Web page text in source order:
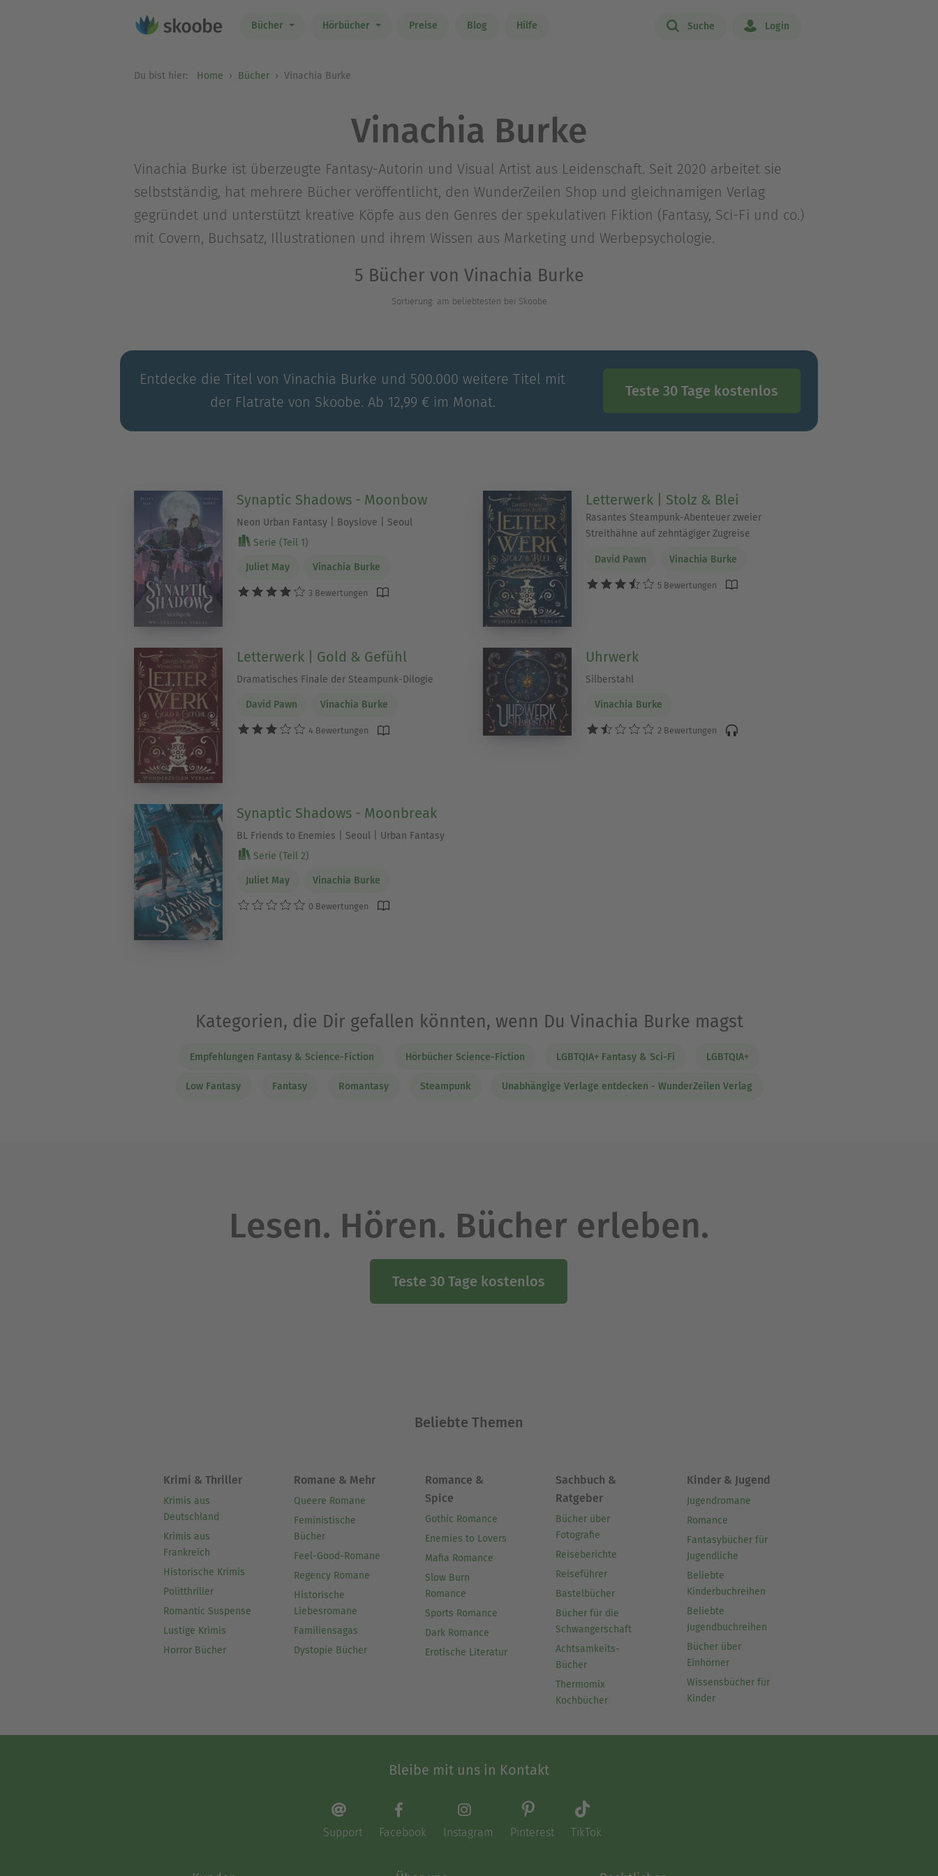
Bücher Hörbücher Preise Blog Hilfe Suche Login
Du bist hier: Home Bücher Vinachia Burke
Vinachia Burke
Vinachia Burke ist überzeugte Fantasy-Autorin und Visual Artist aus Leidenschaft. Seit 2020 arbeitet sie
selbstständig, hat mehrere Bücher veröffentlicht, den WunderZeilen Shop und gleichnamigen Verlag
gegründet und unterstützt kreative Köpfe aus den Genres der spekulativen Fiktion (Fantasy, Sci-Fi und co.)
mit Covern, Buchsatz, Illustrationen und ihrem Wissen aus Marketing und Werbepsychologie.
5 Bücher von Vinachia Burke
Sortierung: am beliebtesten bei Skoobe
Entdecke die Titel von Vinachia Burke und 500.000 weitere Titel mit
der Flatrate von Skoobe. Ab 12,99 € im Monat.
Teste 30 Tage kostenlos
Synaptic Shadows - Moonbow
Neon Urban Fantasy | Boyslove | Seoul
Serie (Teil 1)
Juliet May Vinachia Burke
3 Bewertungen
Letterwerk | Stolz & Blei
Rasantes Steampunk-Abenteuer zweier
Streithähne auf zehntägiger Zugreise
David Pawn Vinachia Burke
5 Bewertungen
Letterwerk | Gold & Gefühl
Dramatisches Finale der Steampunk-Dilogie
David Pawn Vinachia Burke
4 Bewertungen
Uhrwerk
Silberstahl
Vinachia Burke
2 Bewertungen
Synaptic Shadows - Moonbreak
BL Friends to Enemies | Seoul | Urban Fantasy
Serie (Teil 2)
Juliet May Vinachia Burke
0 Bewertungen
Kategorien, die Dir gefallen könnten, wenn Du Vinachia Burke magst
Empfehlungen Fantasy & Science-Fiction Hörbücher Science-Fiction LGBTQIA+ Fantasy & Sci-Fi LGBTQIA+
Low Fantasy Fantasy Romantasy Steampunk Unabhängige Verlage entdecken - WunderZeilen Verlag
Lesen. Hören. Bücher erleben.
Teste 30 Tage kostenlos
Beliebte Themen
Krimi & Thriller
Krimis aus
Deutschland
Krimis aus
Frankreich
Historische Krimis
Politthriller
Romantic Suspense
Lustige Krimis
Horror Bücher
Romane & Mehr
Queere Romane
Feministische
Bücher
Feel-Good-Romane
Regency Romane
Historische
Liebesromane
Familiensagas
Dystopie Bücher
Romance &
Spice
Gothic Romance
Enemies to Lovers
Mafia Romance
Slow Burn
Romance
Sports Romance
Dark Romance
Erotische Literatur
Sachbuch &
Ratgeber
Bücher über
Fotografie
Reiseberichte
Reiseführer
Bastelbücher
Bücher für die
Schwangerschaft
Achtsamkeits-
Bücher
Thermomix
Kochbücher
Kinder & Jugend
Jugendromane
Romance
Fantasybücher für
Jugendliche
Beliebte
Kinderbuchreihen
Beliebte
Jugendbuchreihen
Bücher über
Einhörner
Wissensbücher für
Kinder
Bleibe mit uns in Kontakt
Support Facebook Instagram Pinterest TikTok